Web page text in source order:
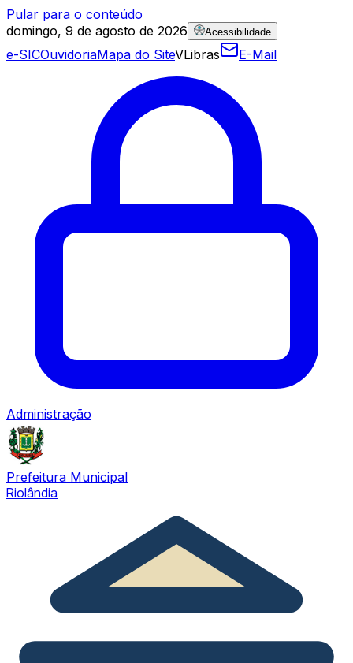
Pular para o conteúdo
domingo, 9 de agosto de 2026
Acessibilidade
e-SICOuvidoriaMapa do SiteVLibras E-Mail
Administração
Prefeitura Municipal
Riolândia